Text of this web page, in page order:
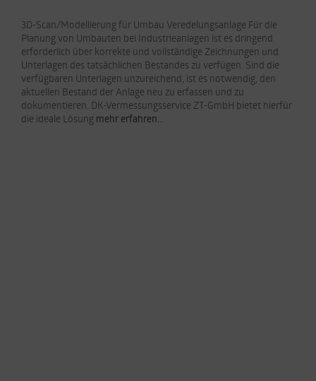
3D-Scan/Modellierung für Umbau Veredelungsanlage Für die
Planung von Umbauten bei Industrieanlagen ist es dringend
erforderlich über korrekte und vollständige Zeichnungen und
Unterlagen des tatsächlichen Bestandes zu verfügen. Sind die
verfügbaren Unterlagen unzureichend, ist es notwendig, den
aktuellen Bestand der Anlage neu zu erfassen und zu
dokumentieren. DK-Vermessungsservice ZT-GmbH bietet hierfür
die ideale Lösung mehr erfahren...